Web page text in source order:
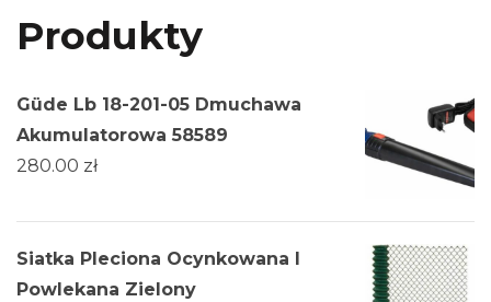
Produkty
Güde Lb 18-201-05 Dmuchawa
Akumulatorowa 58589
280.00 zł
Siatka Pleciona Ocynkowana I
Powlekana Zielony